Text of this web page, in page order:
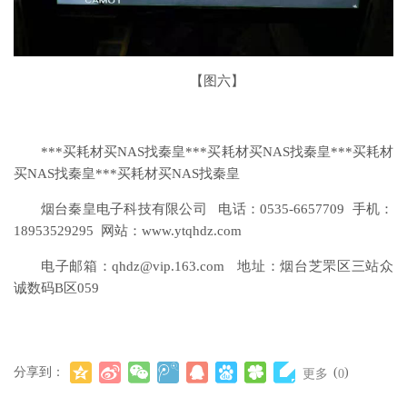
【图六】
***买耗材买NAS找秦皇***买耗材买NAS找秦皇***买耗材
买NAS找秦皇***买耗材买NAS找秦皇
烟台秦皇电子科技有限公司 电话：0535-6657709 手机：
18953529295 网站：www.ytqhdz.com
电子邮箱：qhdz@vip.163.com 地址：烟台芝罘区三站众
诚数码B区059
分享到： 更多 (0)